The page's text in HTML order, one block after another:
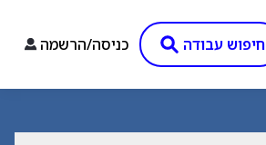
חיפוש עבודה כניסה/הרשמה